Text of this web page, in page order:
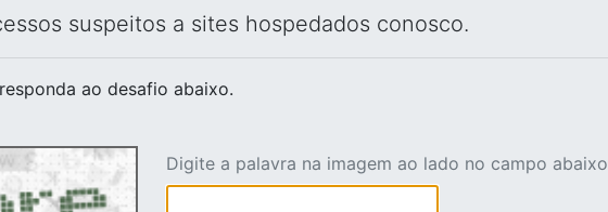
suspeitos a sites hospedados conosco.
ao desafio abaixo.
Digite a palavra na imagem ao lado no campo abaixo